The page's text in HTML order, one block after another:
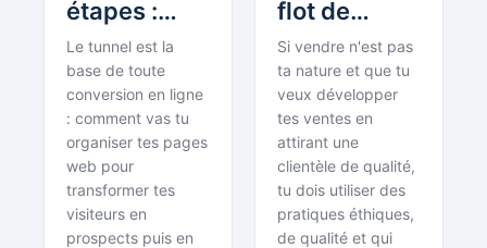
étapes :
Démo et
Exemple
réel
[Réunion
des Requins
#34]
Le tunnel est la
base de toute
conversion en ligne
: comment vas tu
organiser tes pages
web pour
transformer tes
visiteurs en
prospects puis en
flot de
nouveaux
clients
grâce à une
réputation
solide ?
Si vendre n'est pas
ta nature et que tu
veux développer
tes ventes en
attirant une
clientèle de qualité,
tu dois utiliser des
pratiques éthiques,
de qualité et qui